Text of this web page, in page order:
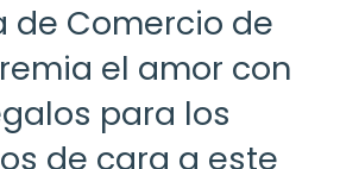
de Comercio de
el amor con
para los
de cara a este